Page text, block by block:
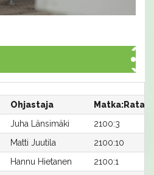
Ohjastaja Matka:Rata
Juha Länsimäki 2100:3
Matti Juutila 2100:10
Hannu Hietanen 2100:1